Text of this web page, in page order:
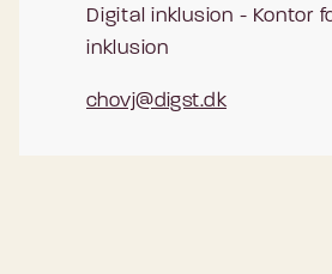
Digital inklusion - Kontor
inklusion
chovj@digst.dk